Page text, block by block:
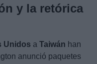
y la retórica
Unidos a Taiwán han
anunció paquetes